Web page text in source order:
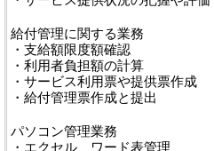
給付管理に関する業務
・支給額限度額確認
・利用者負担額の計算
・サービス利用票や提供票作成
・給付管理票作成と提出
パソコン管理業務
・エクセル ワード表管理